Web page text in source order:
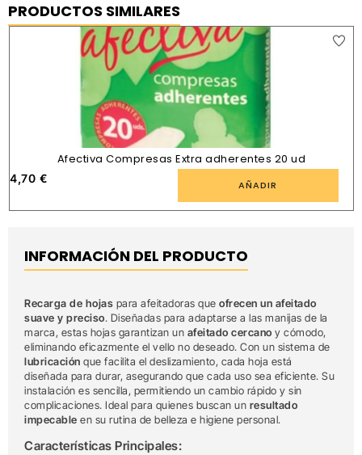
PRODUCTOS SIMILARES
Afectiva Compresas Extra adherentes 20 ud
4,70 € AÑADIR
INFORMACIÓN DEL PRODUCTO
Recarga de hojas para afeitadoras que ofrecen un afeitado
suave y preciso. Diseñadas para adaptarse a las manijas de la
marca, estas hojas garantizan un afeitado cercano y cómodo,
eliminando eficazmente el vello no deseado. Con un sistema de
lubricación que facilita el deslizamiento, cada hoja está
diseñada para durar, asegurando que cada uso sea eficiente. Su
instalación es sencilla, permitiendo un cambio rápido y sin
complicaciones. Ideal para quienes buscan un resultado
impecable en su rutina de belleza e higiene personal.
Características Principales: